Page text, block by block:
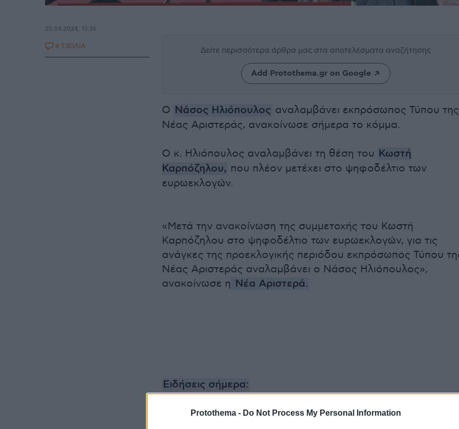
Protothema - Do Not Process My Personal Information
Δείτε περισσότερα άρθρα μας στα αποτελέσματα αναζήτησης
Add Protothema.gr on Google
Ο Νάσος Ηλιόπουλος αναλαμβάνει εκπρόσωπος Τύπου της
Νέας Αριστεράς, ανακοίνωσε σήμερα το κόμμα.
Ο κ. Ηλιόπουλος αναλαμβάνει τη θέση του Κωστή
Καρπόζηλου, που πλέον μετέχει στο ψηφοδέλτιο των
ευρωεκλογών.
«Μετά την ανακοίνωση της συμμετοχής του Κωστή
Καρπόζηλου στο ψηφοδέλτιο των ευρωεκλογών, για τις
ανάγκες της προεκλογικής περιόδου εκπρόσωπος Τύπου
Νέας Αριστεράς αναλαμβάνει ο Νάσος Ηλιόπουλος»,
ανακοίνωσε η Νέα Αριστερά.
Ειδήσεις σήμερα:
Τραϊάνα Ανανία για Δημήτρη Κόκοτα: Ήταν μια σοκαριστική
25.04.2024, 15:36
8 ΣΧΟΛΙΑ